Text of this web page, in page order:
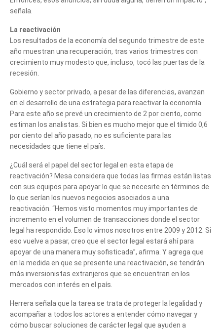
señala.
La reactivación
Los resultados de la economía del segundo trimestre de este
año muestran una recuperación, tras varios trimestres con
crecimiento muy modesto que, incluso, tocó las puertas de la
recesión.
Gobierno y sector privado, a pesar de las diferencias, avanzan
en el desarrollo de una estrategia para reactivar la economía.
Para este año se prevé un crecimiento de 2 por ciento, como
estiman los analistas. Si bien es mucho mejor que el tímido 0,6
por ciento del año pasado, no es suficiente para las
necesidades que tiene el país.
¿Cuál será el papel del sector legal en esta etapa de
reactivación? Mesa considera que todas las firmas están listas
con sus equipos para apoyar lo que se necesite en términos de
lo que serían los nuevos negocios asociados a una
reactivación. “Hemos visto momentos muy importantes de
incremento en el volumen de transacciones donde el sector
legal ha respondido. Eso lo vimos nosotros entre 2009 y 2012. Si
eso vuelve a pasar, creo que el sector legal estará ahí para
apoyar de una manera muy sofisticada”, afirma. Y agrega que
en la medida en que se presente una reactivación, se tendrán
más inversionistas extranjeros que se encuentran en los
mercados con interés en el país.
Herrera señala que la tarea se trata de proteger la legalidad y
acompañar a todos los actores a entender cómo navegar y
cómo buscar soluciones de carácter legal que ayuden a